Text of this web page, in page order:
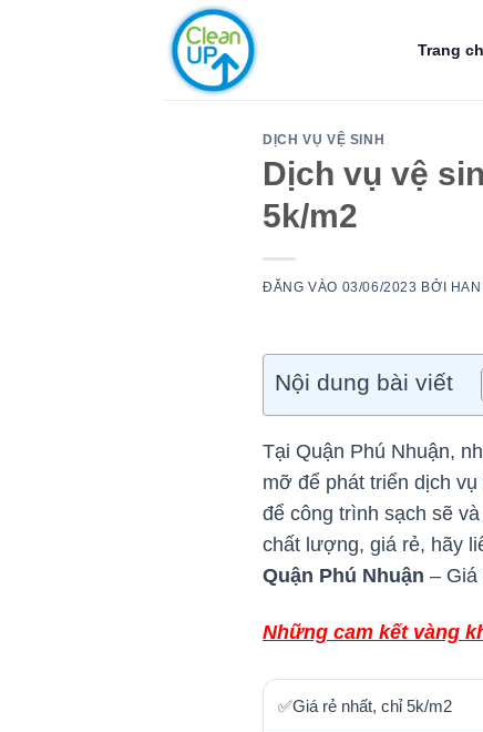
Trang
DỊCH VỤ VỆ SINH
Dịch vụ vệ
5k/m2
ĐĂNG VÀO 03/06/2023 BỞI
Nội dung bài viết
Tại Quận Phú Nhuận,
mỡ để phát triển dịch
để công trình sạch sẽ
chất lượng, giá rẻ, hãy
Quận Phú Nhuận – Giá
Những cam kết vàng
✅Giá rẻ nhất, chỉ 5k/m2